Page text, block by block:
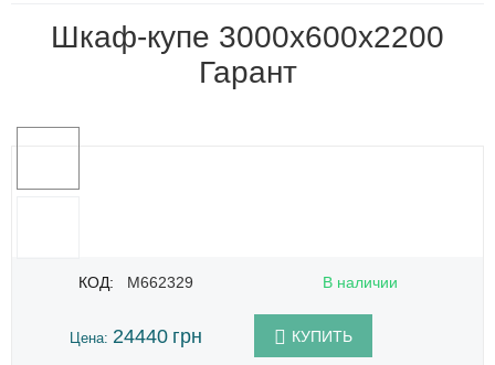
Шкаф-купе 3000х600х2200
Гарант
КОД: M662329 В наличии
Цена: 24440 грн КУПИТЬ